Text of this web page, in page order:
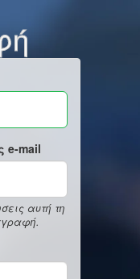
e-mail
αυτή τη